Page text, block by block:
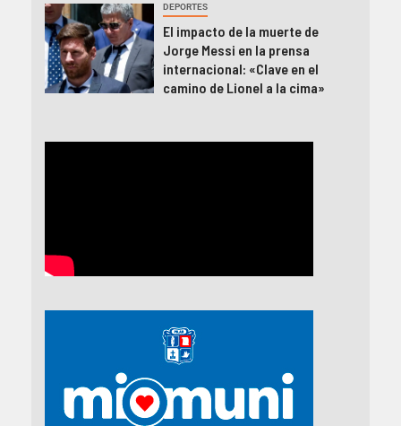
DEPORTES
El impacto de la muerte de
Jorge Messi en la prensa
internacional: «Clave en el
camino de Lionel a la cima»